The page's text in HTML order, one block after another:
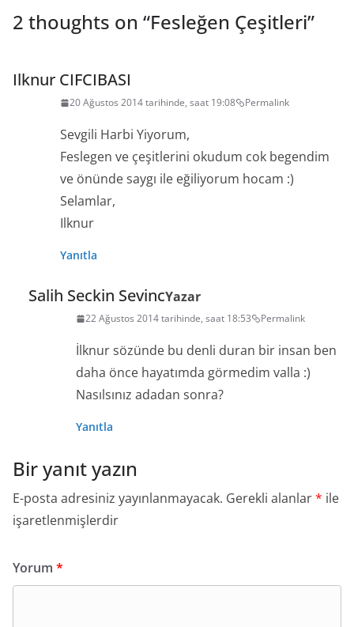
2 thoughts on “Fesleğen Çeşitleri”
Ilknur CIFCIBASI
20 Ağustos 2014 tarihinde, saat 19:08 Permalink
Sevgili Harbi Yiyorum,
Feslegen ve çeşitlerini okudum cok begendim
ve önünde saygı ile eğiliyorum hocam :)
Selamlar,
Ilknur
Yanıtla
Salih Seckin SevincYazar
22 Ağustos 2014 tarihinde, saat 18:53 Permalink
İlknur sözünde bu denli duran bir insan ben
daha önce hayatımda görmedim valla :)
Nasılsınız adadan sonra?
Yanıtla
Bir yanıt yazın
E-posta adresiniz yayınlanmayacak. Gerekli alanlar* ile
işaretlenmişlerdir
Yorum *